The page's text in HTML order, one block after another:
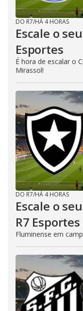
DO R7/HÁ 4 HORAS
Escale o
Esportes
É hora de escalar o
Mirassol!
DO R7/HÁ 4 HORAS
Escale o
R7 Esportes
Fluminense em